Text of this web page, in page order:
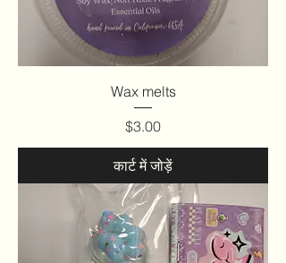
Wax melts
मूल्य
$3.00
कार्ट में जोड़ें